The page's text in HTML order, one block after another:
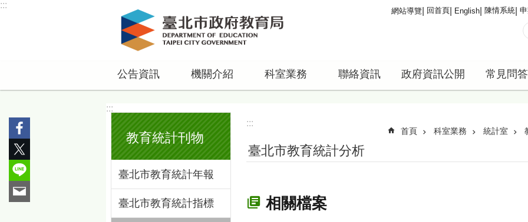
跳到主要內容區塊
:::
網站導覽 回首頁 English 陳情系統
公告資訊 機關介紹 科室業務 聯絡資訊 政府資訊公開 常見問答
:::
教育統計刊物
臺北市教育統計年報
臺北市教育統計指標
:::
首頁 科室業務 統計室
臺北市教育統計分析
相關檔案